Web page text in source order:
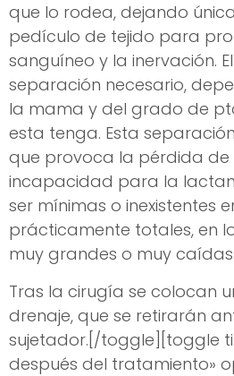
que lo rodea, dejando
pedículo de tejido para
sanguíneo y la inervación.
separación necesario,
la mama y del grado de
esta tenga. Esta
que provoca la pérdida de
incapacidad para la
ser mínimas o inexistentes
prácticamente totales, en
muy grandes o muy caídas.
Tras la cirugía se colocan
drenaje, que se retirarán
sujetador.[/toggle][toggle
después del tratamiento»